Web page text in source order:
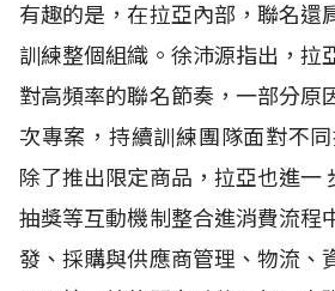
有趣的是，在拉亞內部，聯名還
訓練整個組織。徐沛源指出，拉
對高頻率的聯名節奏，一部分原
次專案，持續訓練團隊面對不
除了推出限定商品，拉亞也進一
抽獎等互動機制整合進消費流程
發、採購與供應商管理、物流、